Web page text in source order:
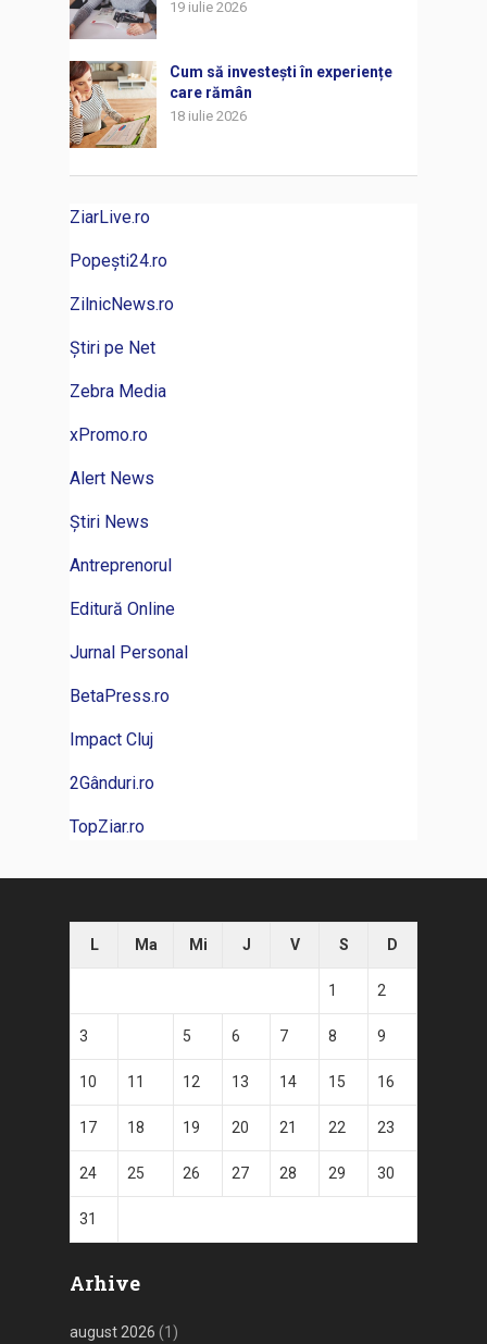
19 iulie 2026
Cum să investești în experiențe
care rămân
18 iulie 2026
ZiarLive.ro
Popești24.ro
ZilnicNews.ro
Știri pe Net
Zebra Media
xPromo.ro
Alert News
Știri News
Antreprenorul
Editură Online
Jurnal Personal
BetaPress.ro
Impact Cluj
2Gânduri.ro
TopZiar.ro
L Ma Mi J V S D
1 2
3 5 6 7 8 9
10 11 12 13 14 15 16
17 18 19 20 21 22 23
24 25 26 27 28 29 30
31
Arhive
august 2026 (1)